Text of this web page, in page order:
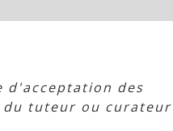
d'acceptation des
tuteur ou curateur